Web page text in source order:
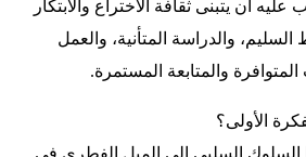
أن يتبنى ثقافة الاختراع والابتكار
والدراسة المتأنية، والعمل
والمتابعة المستمرة.
الأولى؟
السلوك السلبي إلى الميل الفطري في